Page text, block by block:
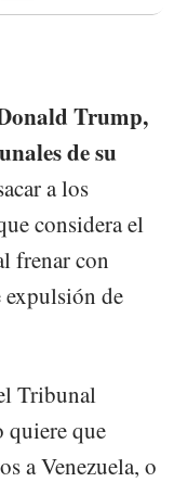
Trump,
de su
a los
considera el
frenar con
expulsión de
Tribunal
quiere que
a Venezuela, o